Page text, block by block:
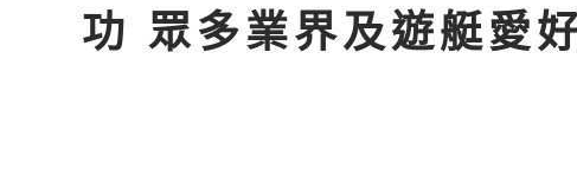
功 眾多業界及遊艇愛